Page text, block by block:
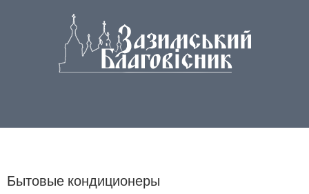
Бытовые кондиционеры